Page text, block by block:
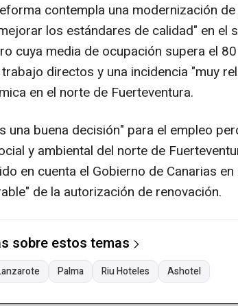
contempla una modernización
los estándares de calidad" en el
cuya media de ocupación supera el
directos y una incidencia "muy
en el norte de Fuerteventura.
una buena decisión" para el empleo
y ambiental del norte de
en cuenta el Gobierno de Canarias
de la autorización de renovación.
sobre estos temas
Palma Riu Hoteles Ashotel